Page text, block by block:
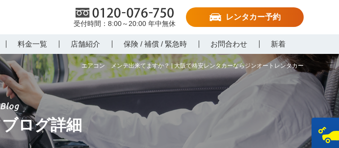
エアコン メンテ出来てますか？ | 大阪で格安レンタカーならジンオートレンタカー
0120-076-750
8:00～20:00 年中無休
レンタカー予約
料金一覧 店舗紹介 保険 / 補償 / 緊急時 お問合わせ 新着
ログ詳細